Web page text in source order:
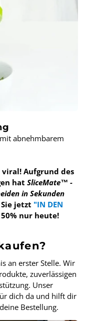
abnehmbarem
Aufgrund des
hat SliceMate™ -
in Sekunden
jetzt "IN DEN
nur heute!
an erster Stelle. Wir
zuverlässigen
Unser
dich da und hilft dir
Bestellung.